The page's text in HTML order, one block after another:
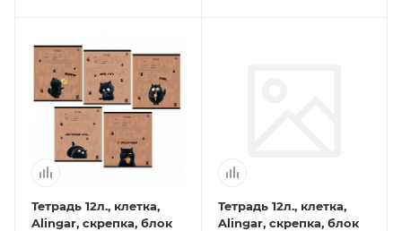
Тетрадь 12л., клетка,
Alingar, скрепка, блок
Тетрадь 12л., клетка,
Alingar, скрепка, блок